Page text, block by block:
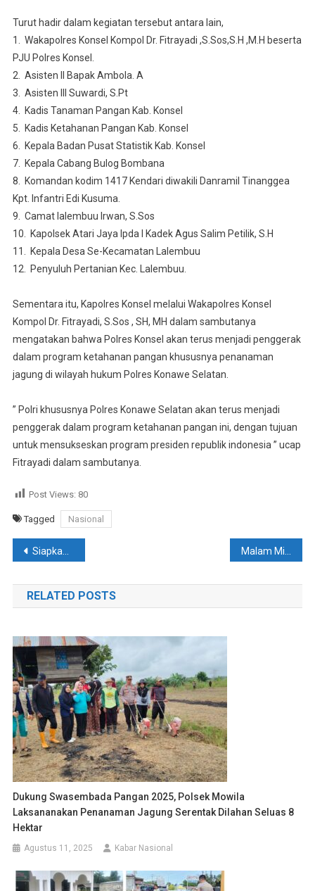
Turut hadir dalam kegiatan tersebut antara lain,
1. Wakapolres Konsel Kompol Dr. Fitrayadi ,S.Sos,S.H ,M.H beserta
PJU Polres Konsel.
2. Asisten II Bapak Ambola. A
3. Asisten III Suwardi, S.Pt
4. Kadis Tanaman Pangan Kab. Konsel
5. Kadis Ketahanan Pangan Kab. Konsel
6. Kepala Badan Pusat Statistik Kab. Konsel
7. Kepala Cabang Bulog Bombana
8. Komandan kodim 1417 Kendari diwakili Danramil Tinanggea
Kpt. Infantri Edi Kusuma.
9. Camat lalembuu Irwan, S.Sos
10. Kapolsek Atari Jaya Ipda I Kadek Agus Salim Petilik, S.H
11. Kepala Desa Se-Kecamatan Lalembuu
12. Penyuluh Pertanian Kec. Lalembuu.
Sementara itu, Kapolres Konsel melalui Wakapolres Konsel
Kompol Dr. Fitrayadi, S.Sos , SH, MH dalam sambutanya
mengatakan bahwa Polres Konsel akan terus menjadi penggerak
dalam program ketahanan pangan khususnya penanaman
jagung di wilayah hukum Polres Konawe Selatan.
” Polri khususnya Polres Konawe Selatan akan terus menjadi
penggerak dalam program ketahanan pangan ini, dengan tujuan
untuk mensukseskan program presiden republik indonesia ” ucap
Fitrayadi dalam sambutanya.
Post Views: 80
Tagged Nasional
Navigasi
pos
Siapkan Penanaman Jagung Serentak Kuartal IV , Polsek Moramo Utara Serahkan Bantuan Benih Jagung Kepada Warga
RELATED POSTS
Dukung Swasembada Pangan 2025, Polsek Mowila
Laksananakan Penanaman Jagung Serentak Dilahan Seluas 8
Hektar
Agustus 11, 2025 Kabar Nasional